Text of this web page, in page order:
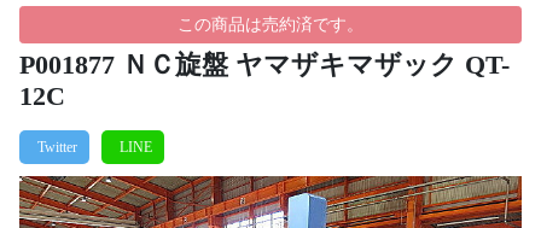
この商品は売約済です。
P001877 ＮＣ旋盤 ヤマザキマザック QT-
12C